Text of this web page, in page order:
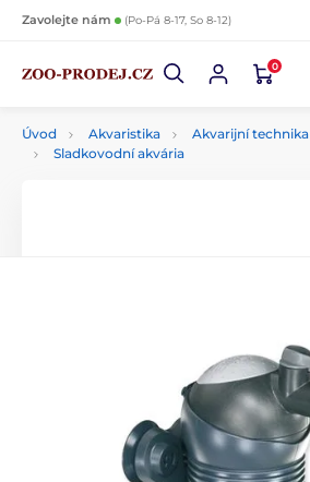
Zavolejte nám (Po-Pá 8-17, So 8-12)
0
Úvod Akvaristika Akvarijní technika
Sladkovodní akvária